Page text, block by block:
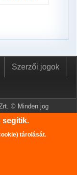
Szerzői jogok
© Minden jog
a szerzői jogról
ICI Interaktív Zrt
közzétenni.
az Országos
került.
segítik.
tárolását.